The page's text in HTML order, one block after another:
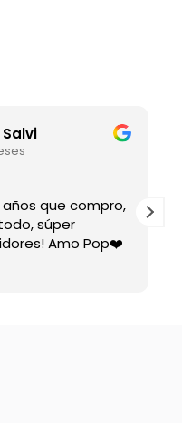
que compro,
súper
Amo Pop❤️